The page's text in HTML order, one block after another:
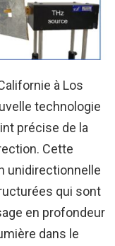
à Los
technologie
précise de la
Cette
unidirectionnelle
qui sont
en profondeur
dans le